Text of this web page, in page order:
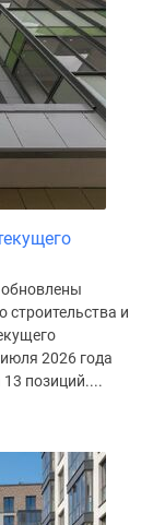
обновлены
строительства и
2026 года
позиций....